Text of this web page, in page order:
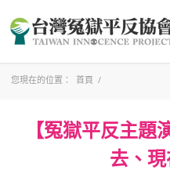
您現在的位置： 首頁 /
【冤獄平反主
去、